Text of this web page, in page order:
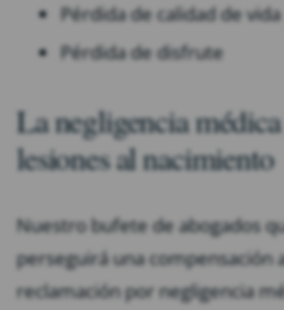
Pérdida de calidad de vida
Pérdida de disfrute
La negligencia
lesiones al nacimiento
Nuestro bufete de abogados
perseguirá una compensación
reclamación por negligencia